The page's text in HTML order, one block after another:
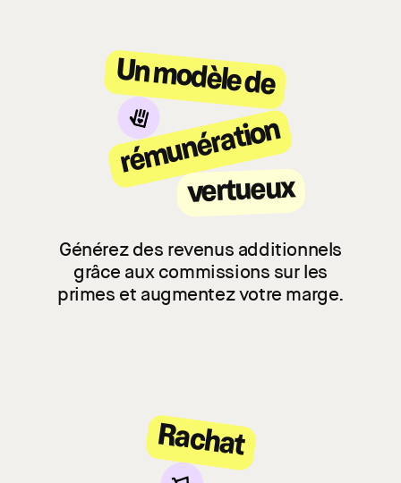
Un modèle de
rémunération
vertueux
Générez des revenus additionnels
grâce aux commissions sur les
primes et augmentez votre marge.
Rachat